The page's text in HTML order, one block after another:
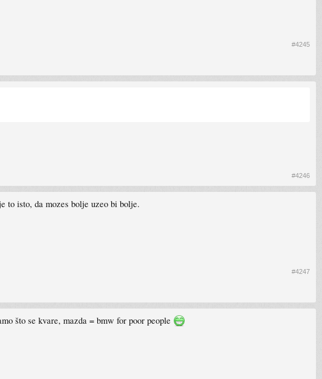
#4245
#4246
to isto, da mozes bolje uzeo bi bolje.
#4247
što se kvare, mazda = bmw for poor people